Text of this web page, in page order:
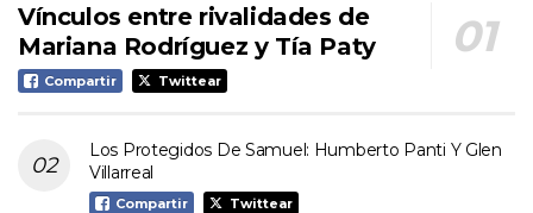
Vínculos entre rivalidades de
Mariana Rodríguez y Tía Paty
Compartir Twittear
Los Protegidos De Samuel: Humberto Panti Y Glen
Villarreal
Compartir Twittear